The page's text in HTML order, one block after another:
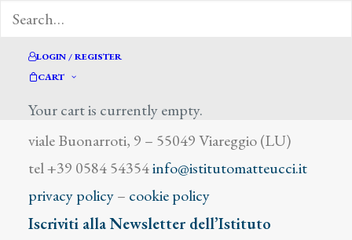
LOGIN / REGISTER
CART
Your cart is currently empty.
Istituto Matteucci
viale Buonarroti, 9 – 55049 Viareggio (LU)
tel +39 0584 54354info@istitutomatteucci.it
privacy policy– cookie policy
Iscriviti alla Newsletter dell’Istituto